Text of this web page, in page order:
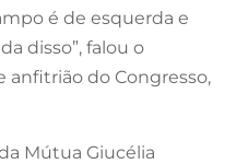
é de esquerda e
disso”, falou o
anfitrião do Congresso,
Mútua Giucélia